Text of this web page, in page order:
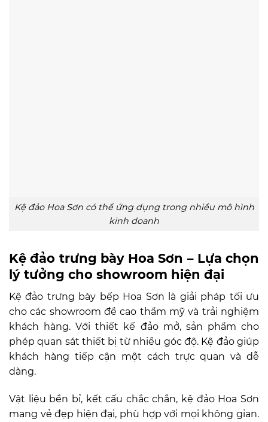
Kệ đảo Hoa Sơn có thể ứng dụng trong nhiều mô hình
kinh doanh
Kệ đảo trưng bày Hoa Sơn – Lựa chọn
lý tưởng cho showroom hiện đại
Kệ đảo trưng bày bếp Hoa Sơn là giải pháp tối ưu
cho các showroom đề cao thẩm mỹ và trải nghiệm
khách hàng. Với thiết kế đảo mở, sản phẩm cho
phép quan sát thiết bị từ nhiều góc độ. Kệ đảo giúp
khách hàng tiếp cận một cách trực quan và dễ
dàng.
Vật liệu bền bỉ, kết cấu chắc chắn, kệ đảo Hoa Sơn
mang vẻ đẹp hiện đại, phù hợp với mọi không gian.